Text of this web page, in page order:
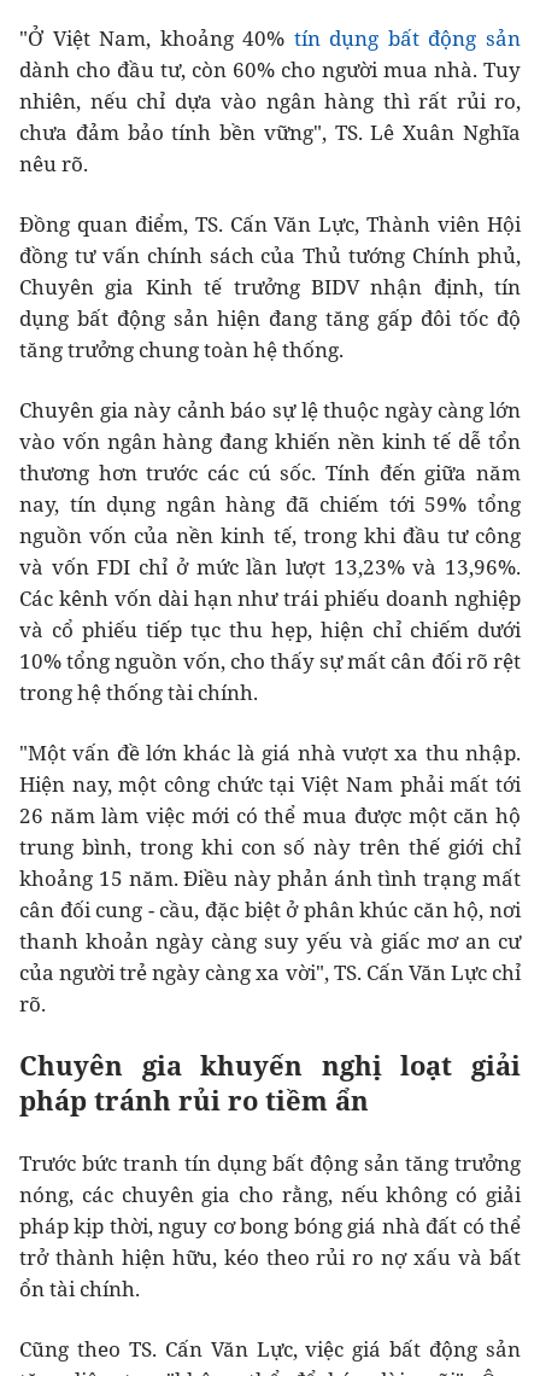
"Ở Việt Nam, khoảng 40% tín dụng bất động sản
dành cho đầu tư, còn 60% cho người mua nhà. Tuy
nhiên, nếu chỉ dựa vào ngân hàng thì rất rủi ro,
chưa đảm bảo tính bền vững", TS. Lê Xuân Nghĩa
nêu rõ.
Đồng quan điểm, TS. Cấn Văn Lực, Thành viên Hội
đồng tư vấn chính sách của Thủ tướng Chính phủ,
Chuyên gia Kinh tế trưởng BIDV nhận định, tín
dụng bất động sản hiện đang tăng gấp đôi tốc độ
tăng trưởng chung toàn hệ thống.
Chuyên gia này cảnh báo sự lệ thuộc ngày càng lớn
vào vốn ngân hàng đang khiến nền kinh tế dễ tổn
thương hơn trước các cú sốc. Tính đến giữa năm
nay, tín dụng ngân hàng đã chiếm tới 59% tổng
nguồn vốn của nền kinh tế, trong khi đầu tư công
và vốn FDI chỉ ở mức lần lượt 13,23% và 13,96%.
Các kênh vốn dài hạn như trái phiếu doanh nghiệp
và cổ phiếu tiếp tục thu hẹp, hiện chỉ chiếm dưới
10% tổng nguồn vốn, cho thấy sự mất cân đối rõ rệt
trong hệ thống tài chính.
"Một vấn đề lớn khác là giá nhà vượt xa thu nhập.
Hiện nay, một công chức tại Việt Nam phải mất tới
26 năm làm việc mới có thể mua được một căn hộ
trung bình, trong khi con số này trên thế giới chỉ
khoảng 15 năm. Điều này phản ánh tình trạng mất
cân đối cung - cầu, đặc biệt ở phân khúc căn hộ, nơi
thanh khoản ngày càng suy yếu và giấc mơ an cư
của người trẻ ngày càng xa vời", TS. Cấn Văn Lực chỉ
rõ.
Chuyên gia khuyến nghị loạt giải
pháp tránh rủi ro tiềm ẩn
Trước bức tranh tín dụng bất động sản tăng trưởng
nóng, các chuyên gia cho rằng, nếu không có giải
pháp kịp thời, nguy cơ bong bóng giá nhà đất có thể
trở thành hiện hữu, kéo theo rủi ro nợ xấu và bất
ổn tài chính.
Cũng theo TS. Cấn Văn Lực, việc giá bất động sản